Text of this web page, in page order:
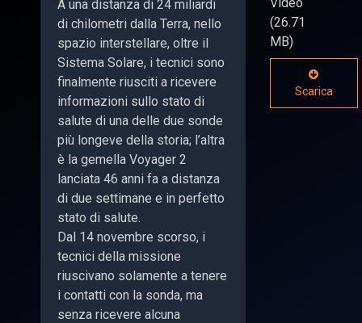
A una distanza di 24 miliardi
di chilometri dalla Terra, nello
spazio interstellare, oltre il
Sistema Solare, i tecnici sono
finalmente riusciti a ricevere
informazioni sullo stato di
salute di una delle due sonde
più longeve della storia; l’altra
è la gemella Voyager 2
lanciata 46 anni fa a distanza
di due settimane e in perfetto
stato di salute.
Dal 14 novembre scorso, i
tecnici della missione
riuscivano solamente a tenere
i contatti con la sonda, ma
senza ricevere alcuna
(26.71
MB)
Scarica